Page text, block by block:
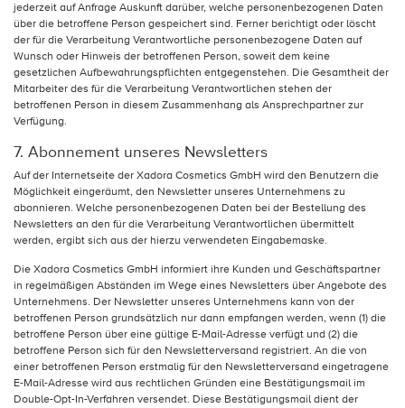
jederzeit auf Anfrage Auskunft darüber, welche personenbezogenen Daten
über die betroffene Person gespeichert sind. Ferner berichtigt oder löscht
der für die Verarbeitung Verantwortliche personenbezogene Daten auf
Wunsch oder Hinweis der betroffenen Person, soweit dem keine
gesetzlichen Aufbewahrungspflichten entgegenstehen. Die Gesamtheit der
Mitarbeiter des für die Verarbeitung Verantwortlichen stehen der
betroffenen Person in diesem Zusammenhang als Ansprechpartner zur
Verfügung.
7. Abonnement unseres Newsletters
Auf der Internetseite der Xadora Cosmetics GmbH wird den Benutzern die
Möglichkeit eingeräumt, den Newsletter unseres Unternehmens zu
abonnieren. Welche personenbezogenen Daten bei der Bestellung des
Newsletters an den für die Verarbeitung Verantwortlichen übermittelt
werden, ergibt sich aus der hierzu verwendeten Eingabemaske.
Die Xadora Cosmetics GmbH informiert ihre Kunden und Geschäftspartner
in regelmäßigen Abständen im Wege eines Newsletters über Angebote des
Unternehmens. Der Newsletter unseres Unternehmens kann von der
betroffenen Person grundsätzlich nur dann empfangen werden, wenn (1) die
betroffene Person über eine gültige E-Mail-Adresse verfügt und (2) die
betroffene Person sich für den Newsletterversand registriert. An die von
einer betroffenen Person erstmalig für den Newsletterversand eingetragene
E-Mail-Adresse wird aus rechtlichen Gründen eine Bestätigungsmail im
Double-Opt-In-Verfahren versendet. Diese Bestätigungsmail dient der